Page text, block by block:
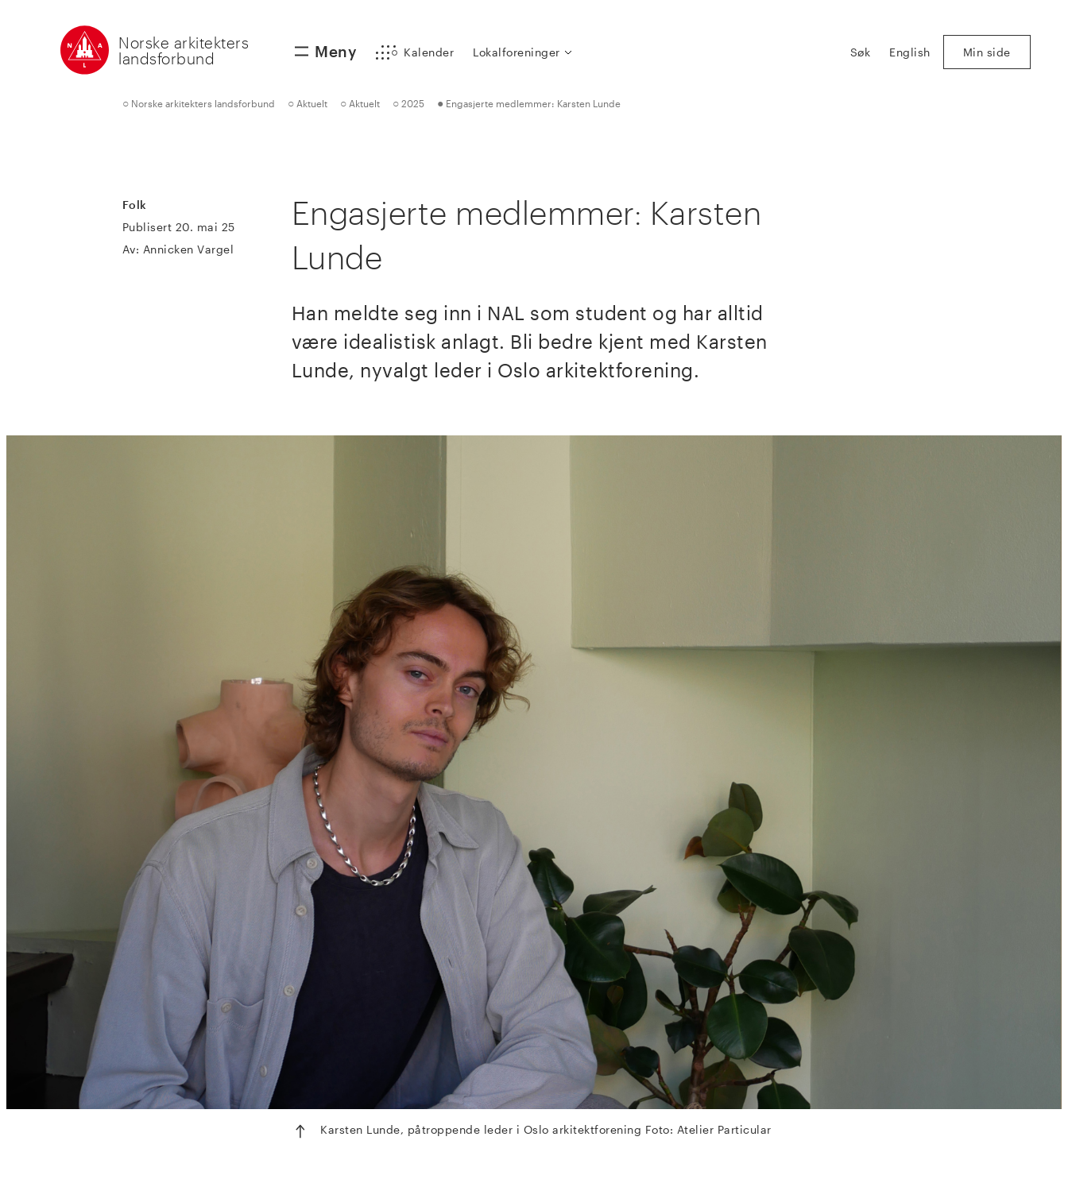
Norske arkitekters
landsforbund
Meny Kalender Lokalforeninger Søk English Min side
○ Norske arkitekters landsforbund ○ Aktuelt ○ Aktuelt ○ 2025 ● Engasjerte medlemmer: Karsten Lunde
Folk
Publisert 20. mai 25
Av: Annicken Vargel
Engasjerte medlemmer: Karsten
Lunde
Han meldte seg inn i NAL som student og har alltid
være idealistisk anlagt. Bli bedre kjent med Karsten
Lunde, nyvalgt leder i Oslo arkitektforening.
Karsten Lunde, påtroppende leder i Oslo arkitektforening Foto: Atelier Particular